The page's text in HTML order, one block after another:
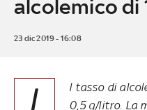
alcolemico di
23 dic 2019 - 16:08
l tasso di
0,5 g/litro. La